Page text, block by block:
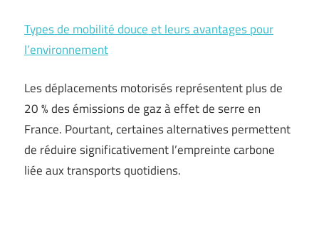
Types de mobilité douce et leurs avantages pour
l’environnement
Les déplacements motorisés représentent plus de
20 % des émissions de gaz à effet de serre en
France. Pourtant, certaines alternatives permettent
de réduire significativement l’empreinte carbone
liée aux transports quotidiens.